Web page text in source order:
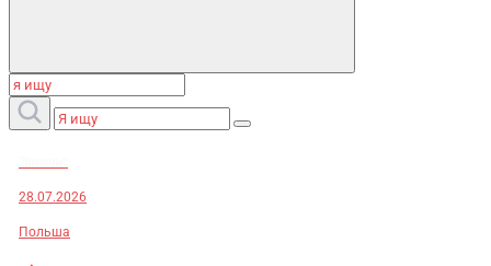
28.07.2026
Польша